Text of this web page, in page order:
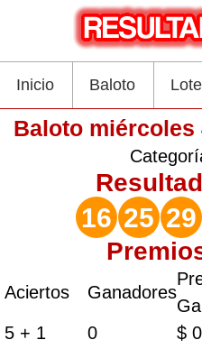
Inicio Baloto
Baloto miércoles
16 25 29
Aciertos Ganadores
5 + 1 0 $ 0